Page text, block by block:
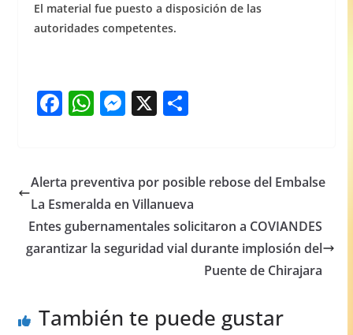
El material fue puesto a disposición de las
autoridades competentes.
F
e
b
o
o
W
s
A
p
p
M
e
n
g
er
X S
e
Alerta preventiva por posible rebose del Embalse
La Esmeralda en Villanueva
Entes gubernamentales solicitaron a COVIANDES
garantizar la seguridad vial durante implosión del
Puente de Chirajara
También te puede gustar